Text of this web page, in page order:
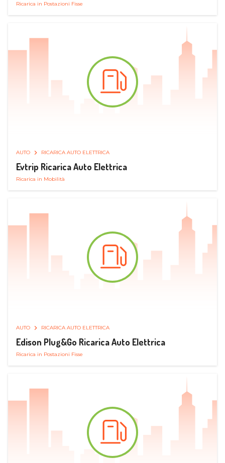
Ricarica in Postazioni Fisse
AUTO RICARICA AUTO ELETTRICA
Evtrip Ricarica Auto Elettrica
Ricarica in Mobilità
AUTO RICARICA AUTO ELETTRICA
Edison Plug&Go Ricarica Auto Elettrica
Ricarica in Postazioni Fisse